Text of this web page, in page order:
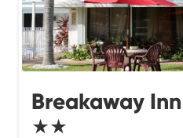
Breakaway
★★